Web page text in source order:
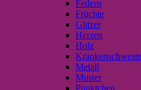
Federn
Früchte
Glitzer
Herzen
Holz
Metall
Muster
Pünktchen